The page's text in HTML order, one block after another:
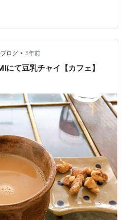
キッコーマンの『紅茶』よりも
おいしい♪ チャイの香りがオース
くれて、わたしにとってはこの
タイムになりました♪ オーストラ
パウダー使ってるお店が多くっ
(「…
ログ • 5年前
にて豆乳チャイ【カフェ】